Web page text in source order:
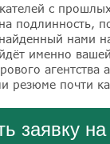
с
подлинность,
нами
именно
агентства
резюме почти
заявку